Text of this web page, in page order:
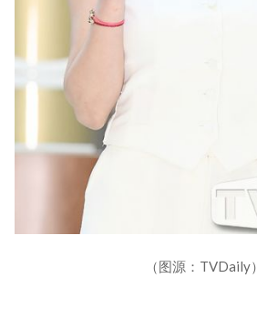
（图源：TVDaily）